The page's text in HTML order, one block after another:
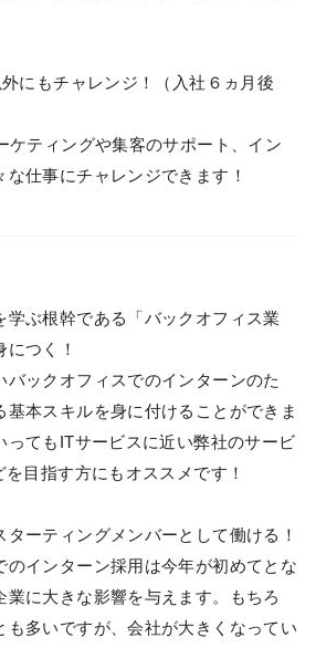
にもチャレンジ！（入社６ヵ月後
ケティングや集客のサポート、イン
な仕事にチャレンジできます！
ぶ根幹である「バックオフィス業
つく！
バックオフィスでのインターンのた
基本スキルを身に付けることができま
ってもITサービスに近い弊社のサービ
目指す方にもオススメです！
ーティングメンバーとして働ける！
のインターン採用は今年が初めてとな
業に大きな影響を与えます。もちろ
も多いですが、会社が大きくなってい